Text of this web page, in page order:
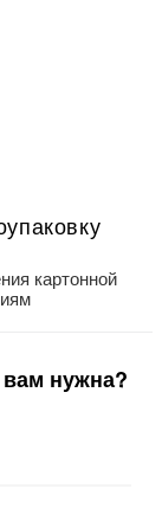
картонной
вам нужна?